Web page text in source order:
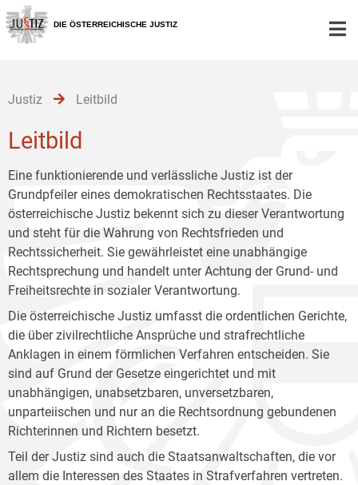
Zur
Hauptnavigation
[1]
Zum
Inhalt
[2]
Zum
Untermenü
[3]
DIE ÖSTERREICHISCHE JUSTIZ
Justiz Leitbild
Leitbild
Eine funktionierende und verlässliche Justiz ist der
Grundpfeiler eines demokratischen Rechtsstaates. Die
österreichische Justiz bekennt sich zu dieser Verantwortung
und steht für die Wahrung von Rechtsfrieden und
Rechtssicherheit. Sie gewährleistet eine unabhängige
Rechtsprechung und handelt unter Achtung der Grund- und
Freiheitsrechte in sozialer Verantwortung.
Die österreichische Justiz umfasst die ordentlichen Gerichte,
die über zivilrechtliche Ansprüche und strafrechtliche
Anklagen in einem förmlichen Verfahren entscheiden. Sie
sind auf Grund der Gesetze eingerichtet und mit
unabhängigen, unabsetzbaren, unversetzbaren,
unparteiischen und nur an die Rechtsordnung gebundenen
Richterinnen und Richtern besetzt.
Teil der Justiz sind auch die Staatsanwaltschaften, die vor
allem die Interessen des Staates in Strafverfahren vertreten.